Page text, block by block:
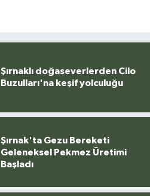
Şırnaklı doğaseverlerden Cilo
Buzulları'na keşif yolculuğu
Şırnak'ta Gezu Bereketi
Geleneksel Pekmez Üretimi
Başladı